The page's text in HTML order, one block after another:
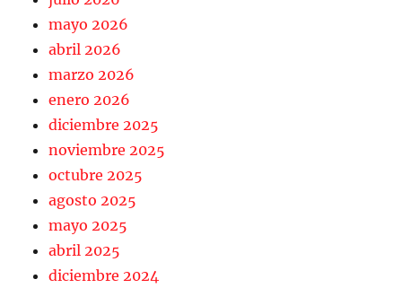
mayo 2026
abril 2026
marzo 2026
enero 2026
diciembre 2025
noviembre 2025
octubre 2025
agosto 2025
mayo 2025
abril 2025
diciembre 2024